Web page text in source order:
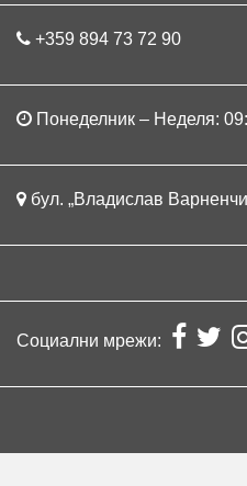
+359 894 73 72 90
Понеделник – Неделя:
бул. „Владислав
Социални мрежи: